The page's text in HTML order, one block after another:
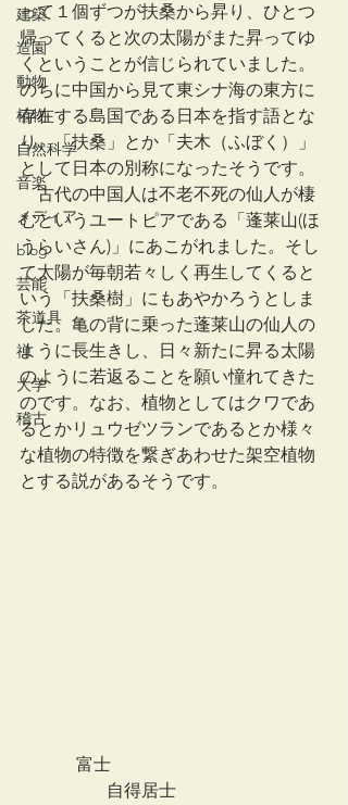
建築
造園
動物
植物
自然科学
音楽
メディア
blog
芸能
茶道具
禅
大学
稽古
って１個ずつが扶桑から昇り、ひとつ
帰ってくると次の太陽がまた昇ってゆ
くということが信じられていました。
のちに中国から見て東シナ海の東方に
存在する島国である日本を指す語とな
り、「扶桑」とか「夫木（ふぼく）」
として日本の別称になったそうです。
古代の中国人は不老不死の仙人が棲
むというユートピアである「蓬莱山(ほ
うらいさん)」にあこがれました。そし
て太陽が毎朝若々しく再生してくると
いう「扶桑樹」にもあやかろうとしま
した。亀の背に乗った蓬莱山の仙人の
ように長生きし、日々新たに昇る太陽
のように若返ることを願い憧れてきた
のです。なお、植物としてはクワであ
るとかリュウゼツランであるとか様々
な植物の特徴を繋ぎあわせた架空植物
とする説があるそうです。
富士
自得居士